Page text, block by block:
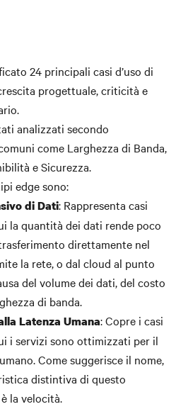
24 principali casi d’uso di
progettuale, criticità e
analizzati secondo
come Larghezza di Banda,
e Sicurezza.
edge sono:
di Dati: Rappresenta casi
la quantità dei dati rende poco
direttamente nel
la rete, o dal cloud al punto
del volume dei dati, del costo
di banda.
Latenza Umana: Copre i casi
i servizi sono ottimizzati per il
Come suggerisce il nome,
distintiva di questo
la velocità.